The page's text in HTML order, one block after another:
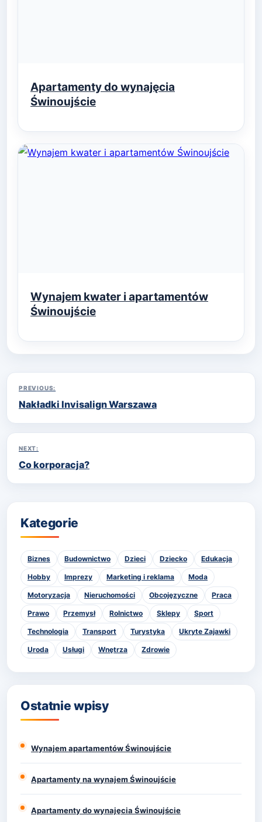
Apartamenty do wynajęcia
Świnoujście
Wynajem kwater i apartamentów
Świnoujście
Nawigacja
wpisu
PREVIOUS:
Nakładki Invisalign Warszawa
NEXT:
Co korporacja?
Kategorie
Biznes Budownictwo Dzieci Dziecko Edukacja
Hobby Imprezy Marketing i reklama Moda
Motoryzacja Nieruchomości Obcojęzyczne Praca
Prawo Przemysł Rolnictwo Sklepy Sport
Technologia Transport Turystyka Ukryte Zajawki
Uroda Usługi Wnętrza Zdrowie
Ostatnie wpisy
Wynajem apartamentów Świnoujście
Apartamenty na wynajem Świnoujście
Apartamenty do wynajęcia Świnoujście